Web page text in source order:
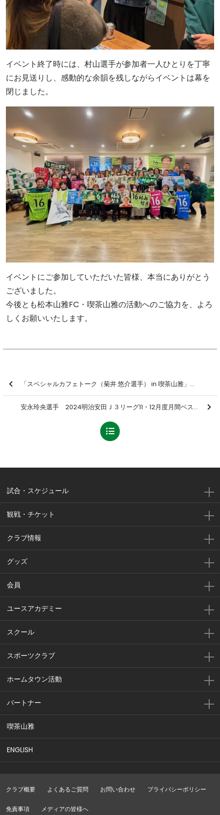
イベント終了時には、村山選手が参加者一人ひとりを丁寧
にお見送りし、感動的な余韻を残しながらイベントは幕を
閉じました。
イベントにご参加していただいた皆様、本当にありがとう
ございました。
今後とも松本山雅FC・喫茶山雅の活動へのご協力を、よろ
しくお願いいたします。
「スペシャルカフェトーク（菊井 悠介選手） in 喫茶山雅」を開催しました【報告】
安永玲央選手 2024明治安田Ｊ３リーグ11・12月度月間ベストゴール受賞記念グッズ 受注販売のお知らせ ※1/6追記修正
試合・スケジュール
観戦・チケット
クラブ情報
グッズ
会員
ユースアカデミー
スクール
スポーツクラブ
ホームタウン活動
パートナー
喫茶山雅
ENGLISH
クラブ概要 よくあるご質問 お問い合わせ プライバシーポリシー
免責事項 メディアの皆様へ